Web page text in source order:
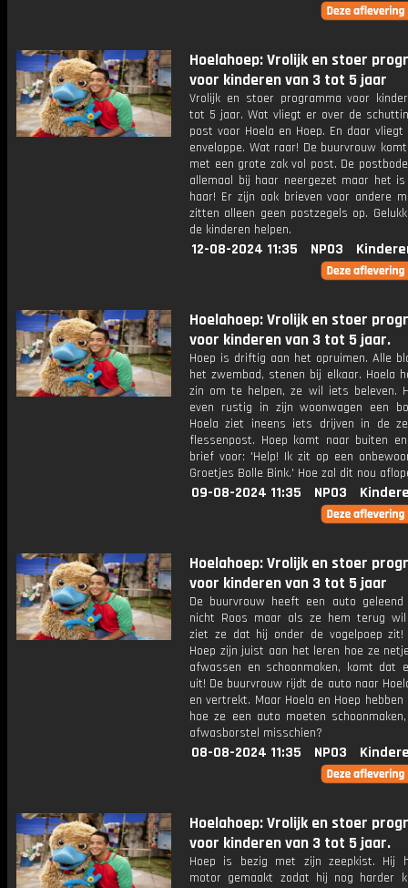
Hoelahoep: Vrolijk en stoer
voor kinderen van 3 tot 5 jaar
Vrolijk en stoer programma voor
tot 5 jaar. Wat vliegt er over de
post voor Hoela en Hoep. En daar
enveloppe. Wat raar! De buurvrouw
met een grote zak vol post. De
allemaal bij haar neergezet maar het
haar! Er zijn ook brieven voor andere
zitten alleen geen postzegels op.
de kinderen helpen.
12-08-2024 11:35 NPO3
Hoelahoep: Vrolijk en stoer
voor kinderen van 3 tot 5 jaar.
Hoep is driftig aan het opruimen. Alle
het zwembad, stenen bij elkaar. Hoela
zin om te helpen, ze wil iets beleven.
even rustig in zijn woonwagen een
Hoela ziet ineens iets drijven in de
flessenpost. Hoep komt naar buiten
brief voor: 'Help! Ik zit op een
Groetjes Bolle Bink.' Hoe zal dit nou
09-08-2024 11:35 NPO3
Hoelahoep: Vrolijk en stoer
voor kinderen van 3 tot 5 jaar
De buurvrouw heeft een auto
nicht Roos maar als ze hem terug wil
ziet ze dat hij onder de vogelpoep zit!
Hoep zijn juist aan het leren hoe ze
afwassen en schoonmaken, komt dat
uit! De buurvrouw rijdt de auto naar
en vertrekt. Maar Hoela en Hoep hebben
hoe ze een auto moeten
afwasborstel misschien?
08-08-2024 11:35 NPO3
Hoelahoep: Vrolijk en stoer
voor kinderen van 3 tot 5 jaar.
Hoep is bezig met zijn zeepkist. Hij
motor gemaakt zodat hij nog harder